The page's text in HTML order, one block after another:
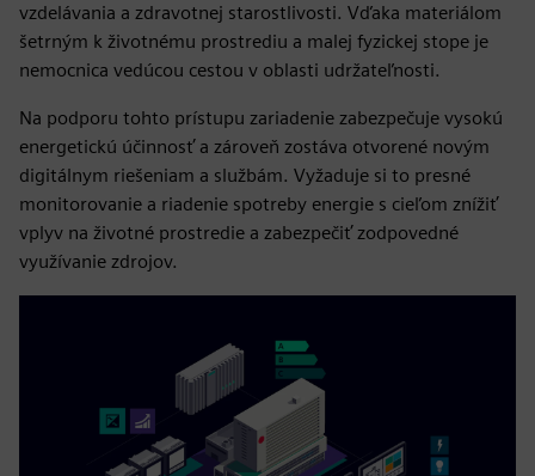
vzdelávania a zdravotnej starostlivosti. Vďaka materiálom
šetrným k životnému prostrediu a malej fyzickej stope je
nemocnica vedúcou cestou v oblasti udržateľnosti.
Na podporu tohto prístupu zariadenie zabezpečuje vysokú
energetickú účinnosť a zároveň zostáva otvorené novým
digitálnym riešeniam a službám. Vyžaduje si to presné
monitorovanie a riadenie spotreby energie s cieľom znížiť
vplyv na životné prostredie a zabezpečiť zodpovedné
využívanie zdrojov.